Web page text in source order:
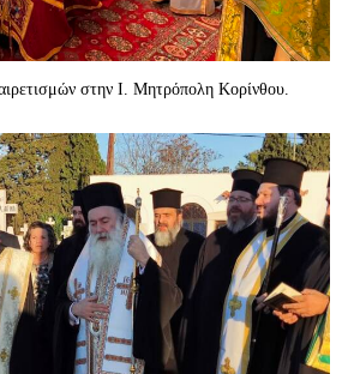
στην Ι. Μητρόπολη Κορίνθου.